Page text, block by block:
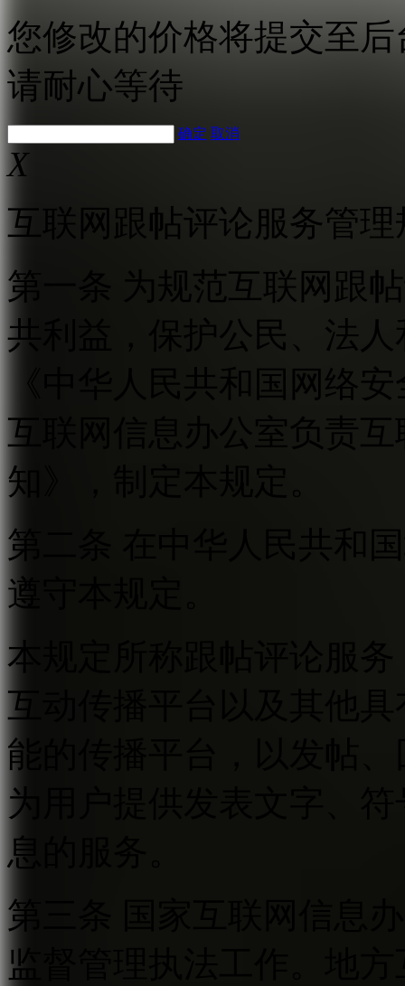
您修改的价格将提交至
请耐心等待
确定 取消
X
互联网跟帖评论服务管理
第一条 为规范互联网跟
共利益，保护公民、法
互联网信息办公室负责
知》，制定本规定。
第二条 在中华人民共和
遵守本规定。
本规定所称跟帖评论服
互动传播平台以及其他
能的传播平台，以发帖
为用户提供发表文字、
息的服务。
第三条 国家互联网信息
监督管理执法工作。地